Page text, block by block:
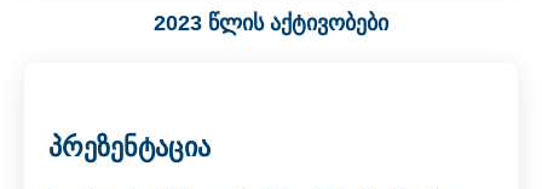
2023 წლის აქტივობები
პრეზენტაცია